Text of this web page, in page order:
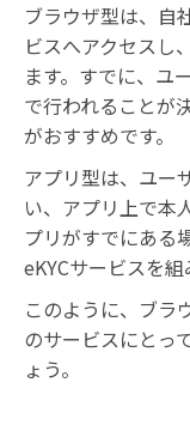
ブラウザ型は、自
ビスへアクセスし
ます。すでに、ユ
で行われることが
がおすすめです。
アプリ型は、ユー
い、アプリ上で本
プリがすでにある
eKYCサービスを組
このように、ブラ
のサービスにとっ
ょう。